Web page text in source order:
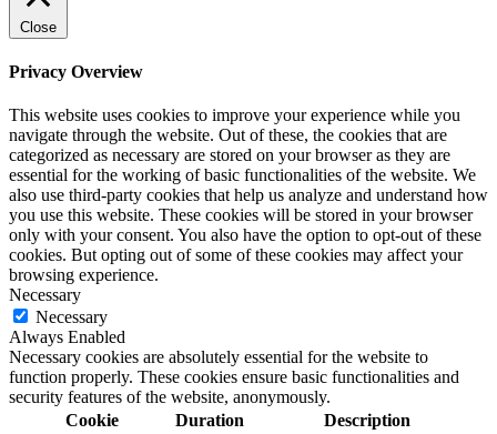
Close
Privacy Overview
This website uses cookies to improve your experience while you
navigate through the website. Out of these, the cookies that are
categorized as necessary are stored on your browser as they are
essential for the working of basic functionalities of the website. We
also use third-party cookies that help us analyze and understand how
you use this website. These cookies will be stored in your browser
only with your consent. You also have the option to opt-out of these
cookies. But opting out of some of these cookies may affect your
browsing experience.
Necessary
Necessary
Always Enabled
Necessary cookies are absolutely essential for the website to
function properly. These cookies ensure basic functionalities and
security features of the website, anonymously.
Cookie
Duration Description